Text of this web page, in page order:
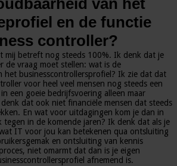
van het
en de functie
controller?
mij betreft nog steeds 100%. Ik denk dat je
de vraag moet stellen: wat is de
het businesscontrollersprofiel? Ik zie dat dat
voor heel veel mensen nog steeds een
een goeie bedrijfsvoering alleen maar
dat ook niet financiële mensen dat steeds
En wat voor uitdagingen kom je dan in
in de komende jaren? Ik denk dat als je
IT voor jou kan betekenen qua ontsluiting
en ontsluiting van kennis
niet omarmt dat dan is je eigen
afnemend is.